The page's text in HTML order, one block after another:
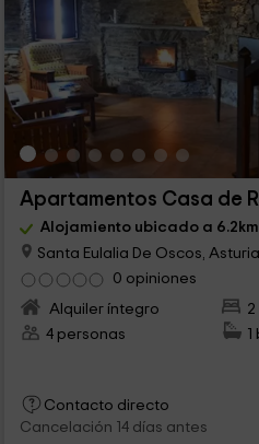
Apartamentos Casa de
Alojamiento ubicado a
Santa Eulalia De Oscos,
0 opiniones
Alquiler íntegro
4 personas
1
Contacto directo
Cancelación 14 días antes